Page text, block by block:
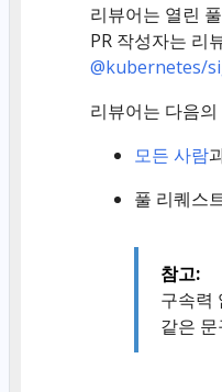
리뷰어는 열린
PR 작성자는 리
@kubernetes/
리뷰어는 다음
모든 사람
풀 리퀘스
참고:
구속력
같은